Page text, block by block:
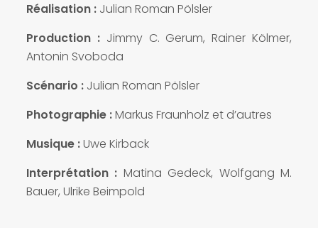
Réalisation : Julian Roman Pölsler
Production : Jimmy C. Gerum, Rainer Kölmer,
Antonin Svoboda
Scénario : Julian Roman Pölsler
Photographie :Markus Fraunholz et d’autres
Musique :Uwe Kirback
Interprétation : Matina Gedeck, Wolfgang M.
Bauer, Ulrike Beimpold